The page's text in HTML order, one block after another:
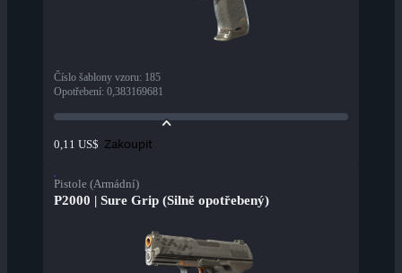
Číslo šablony vzoru: 185
Opotřebení: 0,383169681
0,11 US$ Zakoupit
Pistole (Armádní)
P2000 | Sure Grip (Silně opotřebený)